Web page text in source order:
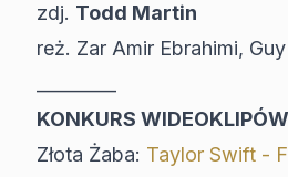
zdj. Todd Martin
reż. Zar Amir Ebrahimi,
KONKURS WIDEOKLIPÓW
Złota Żaba: Taylor Swift -